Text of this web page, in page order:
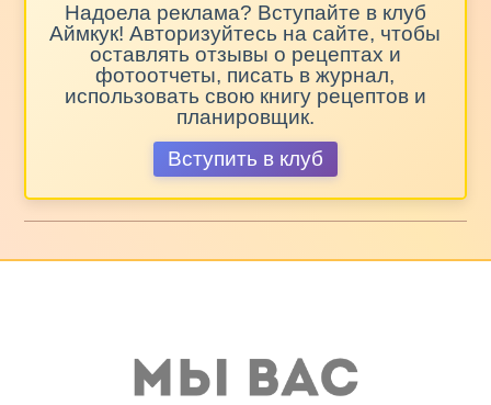
Надоела реклама? Вступайте в клуб
Аймкук! Авторизуйтесь на сайте, чтобы
оставлять отзывы о рецептах и
фотоотчеты, писать в журнал,
использовать свою книгу рецептов и
планировщик.
Вступить в клуб